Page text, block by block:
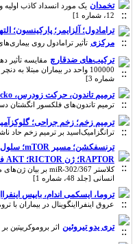
تخمدان یک مورد انسداد کاذب اولیه و
12، شماره 1]
ترامادول؛ آلزایمر؛ پارکینسون؛
مرکزی تأثیر ترامادول روی بیماری‌های
ترکیب‌های ضدقارچ مقایسه ‌تأثیر
شماره 3]
ترمیم تاندون، حرکت زودرس، Buck-Gramcko
ترمیم تاندون‌های فلکسور انگشتان دست [جلد 33،
ترمیم زخم؛ زخم جراحی؛
ترانگزامیک‌اسید بر ترمیم زخم حاد ناشی از
RAPTOR؛ ژن RICTOR؛ AKT فسفریله؛ MTOR فسفریله
انسانی [جلد 48، شماره 1]
تروما، ایسکمی اندام، بایپس
عروق اینفرااینگوینال در بیماران با ترومای [جلد
تری یدو تیروئین اثر بروموکریپتین بر